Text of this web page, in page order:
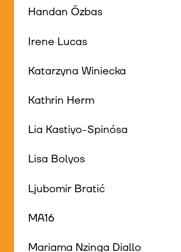
Handan Özbas
Irene Lucas
Katarzyna Winiecka
Kathrin Herm
Lia Kastiyo-Spinósa
Lisa Bolyos
Ljubomir Bratić
MA16
Mariama Nzinga Diallo